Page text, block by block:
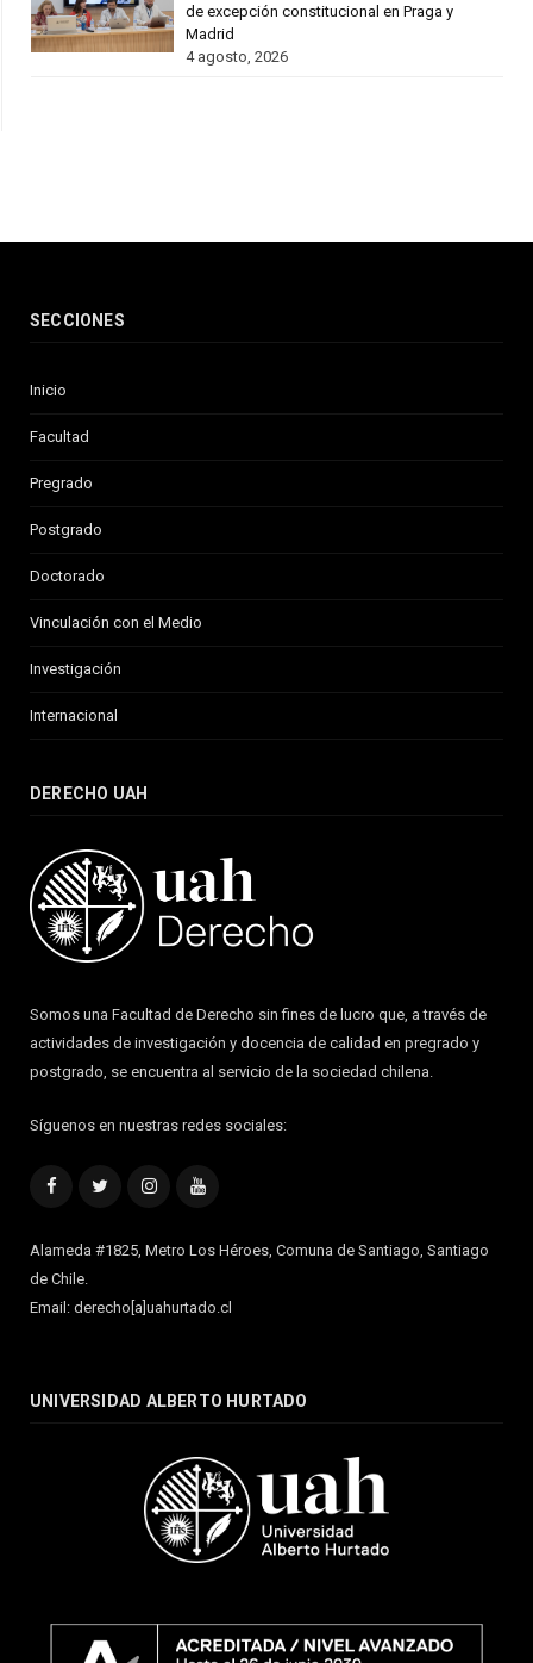
de excepción constitucional en Praga y
Madrid
4 agosto, 2026
SECCIONES
Inicio
Facultad
Pregrado
Postgrado
Doctorado
Vinculación con el Medio
Investigación
Internacional
DERECHO UAH
Somos una Facultad de Derecho sin fines de lucro que, a través de
actividades de investigación y docencia de calidad en pregrado y
postgrado, se encuentra al servicio de la sociedad chilena.
Síguenos en nuestras redes sociales:
FacebookTwitterInstagramYouTube
Alameda #1825, Metro Los Héroes, Comuna de Santiago, Santiago
de Chile.
Email: derecho[a]uahurtado.cl
UNIVERSIDAD ALBERTO HURTADO